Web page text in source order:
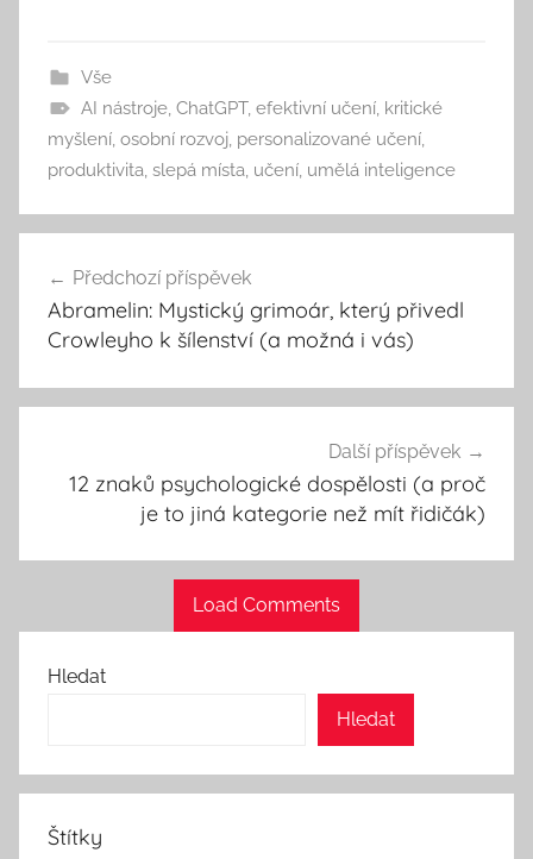
Vše
AI nástroje, ChatGPT, efektivní učení, kritické
myšlení, osobní rozvoj, personalizované učení,
produktivita, slepá místa, učení, umělá inteligence
pro
příspěvek
Předchozí příspěvek
Abramelin: Mystický grimoár, který přivedl
Crowleyho k šílenství (a možná i vás)
Další příspěvek
12 znaků psychologické dospělosti (a proč
je to jiná kategorie než mít řidičák)
Load Comments
Hledat
Hledat
Štítky